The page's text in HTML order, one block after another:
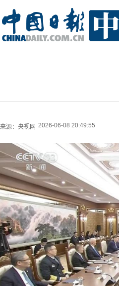
来源： 央视网 2026-06-08 20:49:55